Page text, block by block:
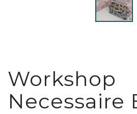
Workshop
Necessaire